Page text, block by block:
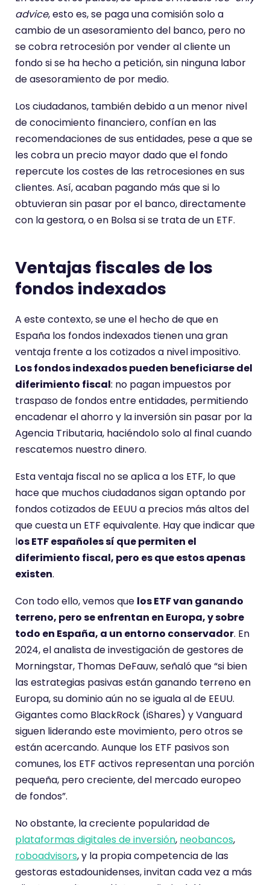
advice, esto es, se paga una comisión solo a
cambio de un asesoramiento del banco, pero no
se cobra retrocesión por vender al cliente un
fondo si se ha hecho a petición, sin ninguna labor
de asesoramiento de por medio.
Los ciudadanos, también debido a un menor nivel
de conocimiento financiero, confían en las
recomendaciones de sus entidades, pese a que se
les cobra un precio mayor dado que el fondo
repercute los costes de las retrocesiones en sus
clientes. Así, acaban pagando más que si lo
obtuvieran sin pasar por el banco, directamente
con la gestora, o en Bolsa si se trata de un ETF.
Ventajas fiscales de los
fondos indexados
A este contexto, se une el hecho de que en
España los fondos indexados tienen una gran
ventaja frente a los cotizados a nivel impositivo.
Los fondos indexados pueden beneficiarse del
diferimiento fiscal: no pagan impuestos por
traspaso de fondos entre entidades, permitiendo
encadenar el ahorro y la inversión sin pasar por la
Agencia Tributaria, haciéndolo solo al final cuando
rescatemos nuestro dinero.
Esta ventaja fiscal no se aplica a los ETF, lo que
hace que muchos ciudadanos sigan optando por
fondos cotizados de EEUU a precios más altos del
que cuesta un ETF equivalente. Hay que indicar que
los ETF españoles sí que permiten el
diferimiento fiscal, pero es que estos apenas
existen.
Con todo ello, vemos que los ETF van ganando
terreno, pero se enfrentan en Europa, y sobre
todo en España, a un entorno conservador. En
2024, el analista de investigación de gestores de
Morningstar, Thomas DeFauw, señaló que “si bien
las estrategias pasivas están ganando terreno en
Europa, su dominio aún no se iguala al de EEUU.
Gigantes como BlackRock (iShares) y Vanguard
siguen liderando este movimiento, pero otros se
están acercando. Aunque los ETF pasivos son
comunes, los ETF activos representan una porción
pequeña, pero creciente, del mercado europeo
de fondos”.
No obstante, la creciente popularidad de
plataformas digitales de inversión, neobancos,
roboadvisors, y la propia competencia de las
gestoras estadounidenses, invitan cada vez a más